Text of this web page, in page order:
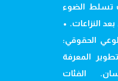
تسلط الضوء
النزاعات. •
الحقوقي:
المعرفة
الفئات